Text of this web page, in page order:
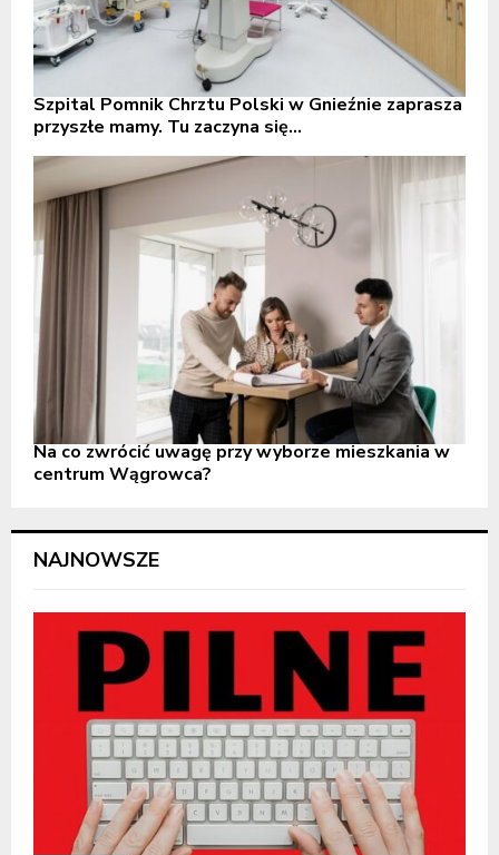
Szpital Pomnik Chrztu Polski w Gnieźnie zaprasza
przyszłe mamy. Tu zaczyna się...
Na co zwrócić uwagę przy wyborze mieszkania w
centrum Wągrowca?
NAJNOWSZE